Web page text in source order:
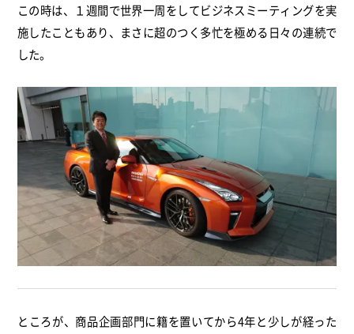
この時は、１週間で世界一周をしてビジネスミーティングを実
施したこともあり、まさに超のつく多忙を極める日々の連続で
した。
ところが、商品企画部門に籍を置いてから4年と少しが経った